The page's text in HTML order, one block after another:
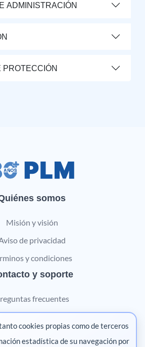
ADMINISTRACIÓN
PROTECCIÓN
somos
Misión y visión
de privacidad
y condiciones
y soporte
frecuentes
Marketing digital
cookies propias como de terceros
estadística de su navegación por